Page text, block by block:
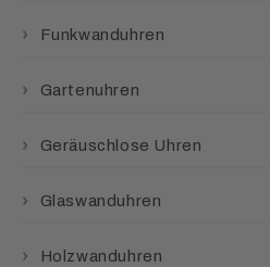
Funkwanduhren
Gartenuhren
Geräuschlose Uhren
Glaswanduhren
Holzwanduhren